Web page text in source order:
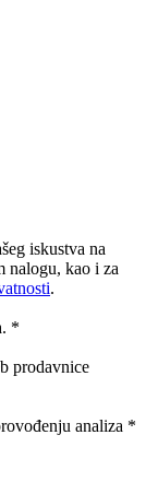
iskustva na
nalogu, kao i za
.
*
prodavnice
analiza *